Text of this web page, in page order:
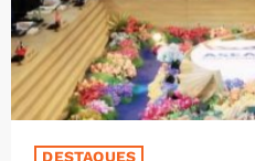
DESTAQUES